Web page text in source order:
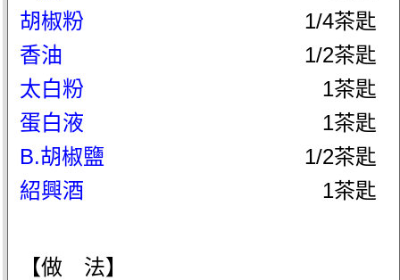
胡椒粉
1/4茶匙
香油
1/2茶匙
太白粉
1茶匙
蛋白液
1茶匙
B.胡椒鹽
1/2茶匙
紹興酒
1茶匙
【做 法】